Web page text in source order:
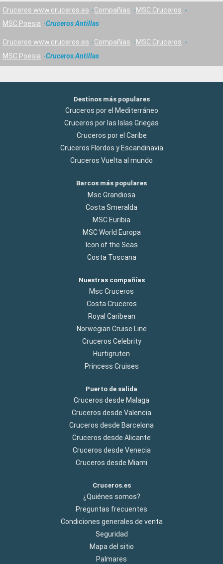
Cruceros www.cruceros.es Compañías
MSC Cruceros
MSC Poesia
Cruceros Antillas
Cruceros www.cruceros.es Compañías
MSC Cruceros
MSC Poesia
Cruceros Antillas
Destinos más populares
Cruceros por el Mediterráneo
Cruceros por las Islas Griegas
Cruceros por el Caribe
Cruceros Flordos y Escandinavia
Cruceros Vuelta al mundo
Barcos más populares
Msc Grandiosa
Costa Smeralda
MSC Euribia
MSC World Europa
Icon of the Seas
Costa Toscana
Nuestras compañías
Msc Cruceros
Costa Cruceros
Royal Caribean
Norwegian Cruise Line
Cruceros Celebrity
Hurtigruten
Princess Cruises
Puerto de salida
Cruceros desde Malaga
Cruceros desde Valencia
Cruceros desde Barcelona
Cruceros desde Alicante
Cruceros desde Venecia
Cruceros desde Miami
Cruceros.es
¿Quiénes somos?
Preguntas frecuentes
Condiciones generales de venta
Seguridad
Mapa del sitio
Palmares